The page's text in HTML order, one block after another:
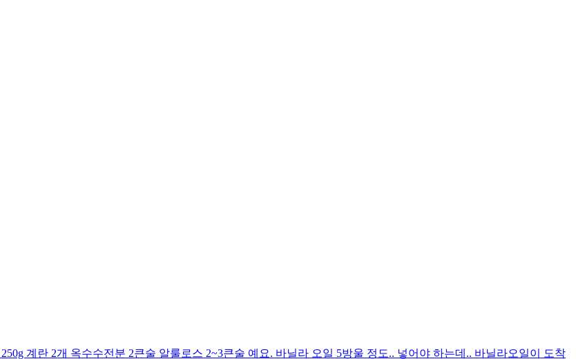
계란 2개 옥수수전분 2큰술 알룰로스 2~3큰술 예요. 바닐라 오일 5방울 정도.. 넣어야 하는데.. 바닐라오일이 도착